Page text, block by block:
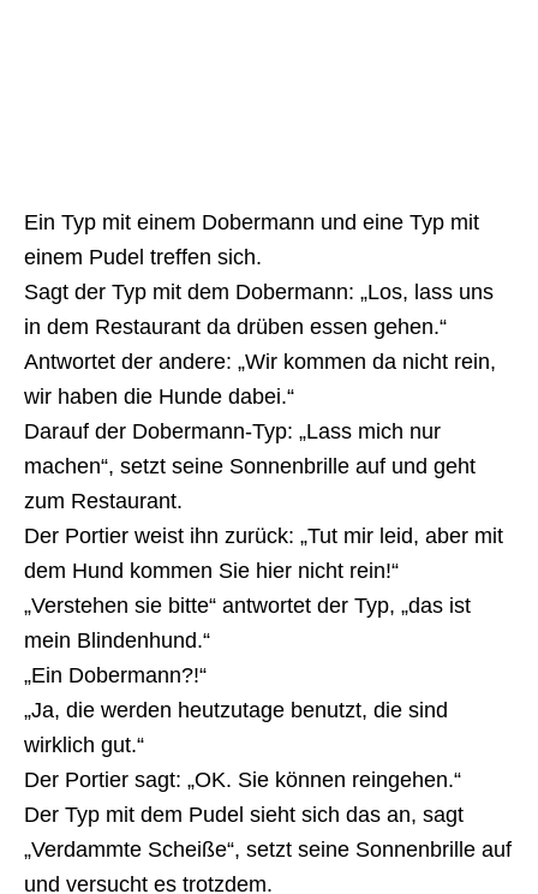
Ein Typ mit einem Dobermann und eine Typ mit
einem Pudel treffen sich.
Sagt der Typ mit dem Dobermann: „Los, lass uns
in dem Restaurant da drüben essen gehen.“
Antwortet der andere: „Wir kommen da nicht rein,
wir haben die Hunde dabei.“
Darauf der Dobermann-Typ: „Lass mich nur
machen“, setzt seine Sonnenbrille auf und geht
zum Restaurant.
Der Portier weist ihn zurück: „Tut mir leid, aber mit
dem Hund kommen Sie hier nicht rein!“
„Verstehen sie bitte“ antwortet der Typ, „das ist
mein Blindenhund.“
„Ein Dobermann?!“
„Ja, die werden heutzutage benutzt, die sind
wirklich gut.“
Der Portier sagt: „OK. Sie können reingehen.“
Der Typ mit dem Pudel sieht sich das an, sagt
„Verdammte Scheiße“, setzt seine Sonnenbrille auf
und versucht es trotzdem.